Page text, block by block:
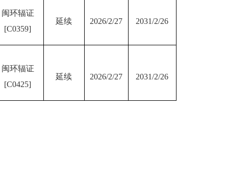
闽环辐证
[C0359]
延续 2026/2/27 2031/2/26
闽环辐证
[C0425]
延续 2026/2/27 2031/2/26